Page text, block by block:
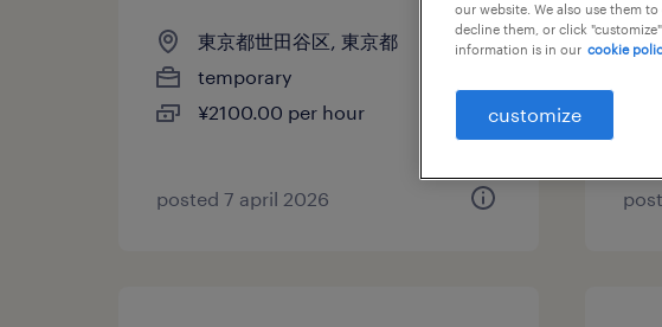
東京都世田谷区, 東京都
temporary
¥2100.00 per hour
posted 7 april 2026
ル
our website. We also use them
decline them, or click
information is in our cookie
customize